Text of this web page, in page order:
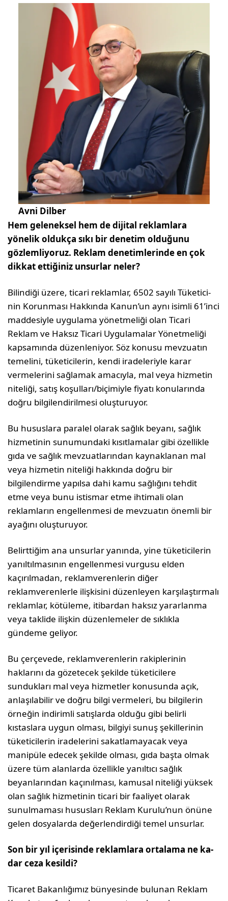
Avni Dilber
Hem geleneksel hem de dijital rek­lamlara
yönelik oldukça sıkı bir denetim olduğunu
gözlemliyoruz. Reklam denetimlerinde en çok
dikkat ettiğiniz unsurlar neler?
Bilindiği üzere, ticari reklamlar, 6502 sayılı Tüketici­
nin Korunması Hakkında Kanun’un aynı isimli 61’inci
maddesiyle uygulama yönetmeliği olan Ticari
Reklam ve Haksız Ticari Uygulamalar Yönetmeliği
kapsamında dü­zenleniyor. Söz konusu mevzuatın
temelini, tüketicilerin, kendi iradeleriyle karar
vermelerini sağlamak amacıyla, mal veya hizmetin
niteliği, satış koşulları/biçimiyle fiyatı konularında
doğru bilgilendirilmesi oluşturuyor.
Bu hususlara paralel olarak sağlık beyanı, sağlık
hizme­tinin sunumundaki kısıtlamalar gibi özellikle
gıda ve sağlık mevzuatlarından kaynaklanan mal
veya hizmetin niteliği hakkında doğru bir
bilgilendirme yapılsa dahi kamu sağlığını tehdit
etme veya bunu istismar etme ihti­mali olan
reklamların engellenmesi de mevzuatın önem­li bir
ayağını oluşturuyor.
Belirttiğim ana unsurlar yanında, yine tüketicilerin
ya­nıltılmasının engellenmesi vurgusu elden
kaçırılmadan, reklamverenlerin diğer
reklamverenlerle ilişkisini dü­zenleyen karşılaştırmalı
reklamlar, kötüleme, itibardan haksız yararlanma
veya taklide ilişkin düzenlemeler de sıklıkla
gündeme geliyor.
Bu çerçevede, reklamverenlerin rakiplerinin
haklarını da gözetecek şekilde tüketicilere
sundukları mal veya hizmetler konusunda açık,
anlaşılabilir ve doğru bilgi vermeleri, bu bilgilerin
örneğin indirimli satışlarda ol­duğu gibi belirli
kıstaslara uygun olması, bilgiyi sunuş şekillerinin
tüketicilerin iradelerini sakatlamayacak veya
manipüle edecek şekilde olması, gıda başta olmak
üzere tüm alanlarda özellikle yanıltıcı sağlık
beyanlarından ka­çınılması, kamusal niteliği yüksek
olan sağlık hizmetinin ticari bir faaliyet olarak
sunulmaması hususları Reklam Kurulu’nun önüne
gelen dosyalarda değerlendirdiği te­mel unsurlar.
Son bir yıl içerisinde reklamlara ortalama ne ka­
dar ceza kesildi?
Ticaret Bakanlığımız bünyesinde bulunan Reklam